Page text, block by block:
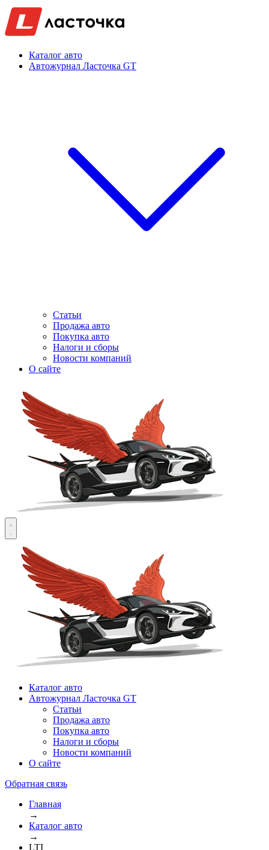
Каталог авто
Автожурнал Ласточка GT
Статьи
Продажа авто
Покупка авто
Налоги и сборы
Новости компаний
О сайте
Каталог авто
Автожурнал Ласточка GT
Статьи
Продажа авто
Покупка авто
Налоги и сборы
Новости компаний
О сайте
Обратная связь
Главная
→
Каталог авто
→
LTI